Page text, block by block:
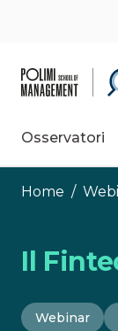
Osservatori
Home /
Il
Webinar